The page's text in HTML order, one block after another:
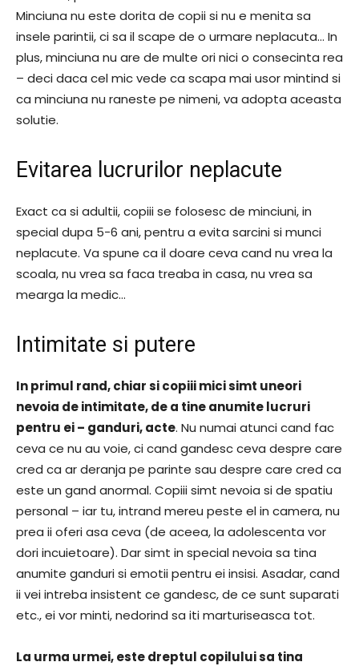
Minciuna nu este dorita de copii si nu e menita sa
insele parintii, ci sa il scape de o urmare neplacuta… In
plus, minciuna nu are de multe ori nici o consecinta rea
– deci daca cel mic vede ca scapa mai usor mintind si
ca minciuna nu raneste pe nimeni, va adopta aceasta
solutie.
Evitarea lucrurilor neplacute
Exact ca si adultii, copiii se folosesc de minciuni, in
special dupa 5-6 ani, pentru a evita sarcini si munci
neplacute. Va spune ca il doare ceva cand nu vrea la
scoala, nu vrea sa faca treaba in casa, nu vrea sa
mearga la medic…
Intimitate si putere
In primul rand, chiar si copiii mici simt uneori
nevoia de intimitate, de a tine anumite lucruri
pentru ei – ganduri, acte. Nu numai atunci cand fac
ceva ce nu au voie, ci cand gandesc ceva despre care
cred ca ar deranja pe parinte sau despre care cred ca
este un gand anormal. Copiii simt nevoia si de spatiu
personal – iar tu, intrand mereu peste el in camera, nu
prea ii oferi asa ceva (de aceea, la adolescenta vor
dori incuietoare). Dar simt in special nevoia sa tina
anumite ganduri si emotii pentru ei insisi. Asadar, cand
ii vei intreba insistent ce gandesc, de ce sunt suparati
etc., ei vor minti, nedorind sa iti marturiseasca tot.
La urma urmei, este dreptul copilului sa tina